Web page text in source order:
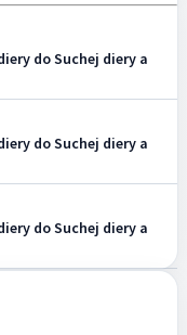
do Suchej diery a
do Suchej diery a
do Suchej diery a